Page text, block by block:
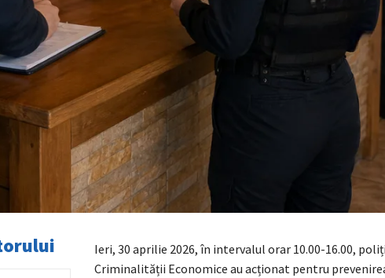
Ieri, 30 aprilie 2026, în intervalul orar 10.00-16.00,
Criminalității Economice au acționat pentru